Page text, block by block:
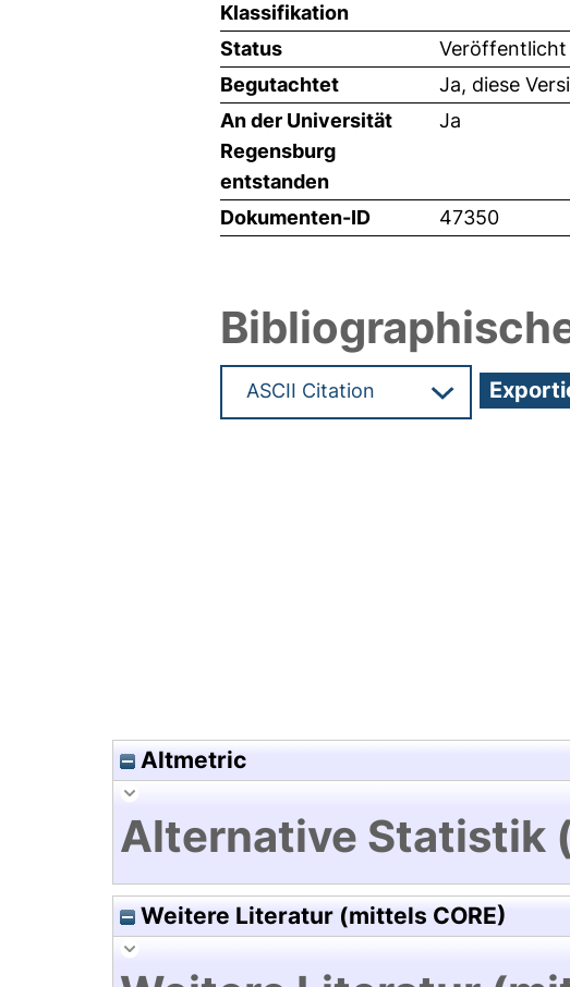
Klassifikation
Status
Veröffentlicht
Begutachtet
Ja, diese
An der Universität
Regensburg
entstanden
Ja
Dokumenten-ID 47350
Altmetric
Alternative Statistik
Weitere Literatur (mittels CORE)